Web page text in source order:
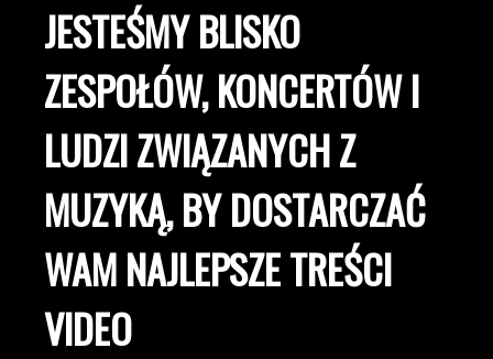
JESTEŚMY BLISKO
ZESPOŁÓW, KONCERTÓW I
LUDZI ZWIĄZANYCH Z
MUZYKĄ, BY DOSTARCZAĆ
WAM NAJLEPSZE TREŚCI
VIDEO